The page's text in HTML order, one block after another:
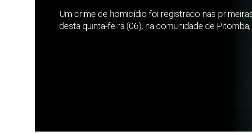
Um crime de homicídio foi registrado nas
desta quinta-feira (06), na comunidade de Pitomba,